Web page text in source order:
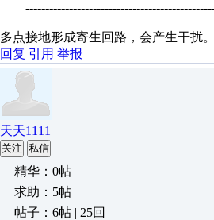
多点接地形成寄生回路，会产生干扰
回复 引用 举报
天天1111
关注 私信
精华：0帖
求助：5帖
帖子：6帖 | 25回